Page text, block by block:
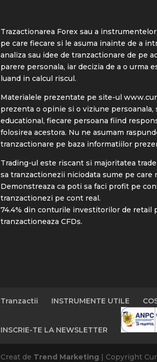
Trazactionarea Forex sau a
pe care fiecare si le asuma inainte de a
analiza sau idee de tranzactionare de pe
parere personala, iar decizia de a o urma
luand in calcul riscul.
Materialele prezentate pe site-ul
prezenta o opinie si o viziune
educational, fiecare persoana fiind
folosirea acestora. Nu ne asumam
tranzactionare pe baza informatiilor
Trading-ul este riscant si majoritatea
sa tranzactionezii niciodata sume pe care
Demonstreaza ca poti sa faci profit pe
tranzactionezi pe cont real.
74.4% din conturile investitorilor de retail
tranzactioneaza CFDs.
Tranzactii INSTRUMENTE UTILE
INSCRIE-TE LA NEWSLETTER
Creat de Trend Marketing | Copyright